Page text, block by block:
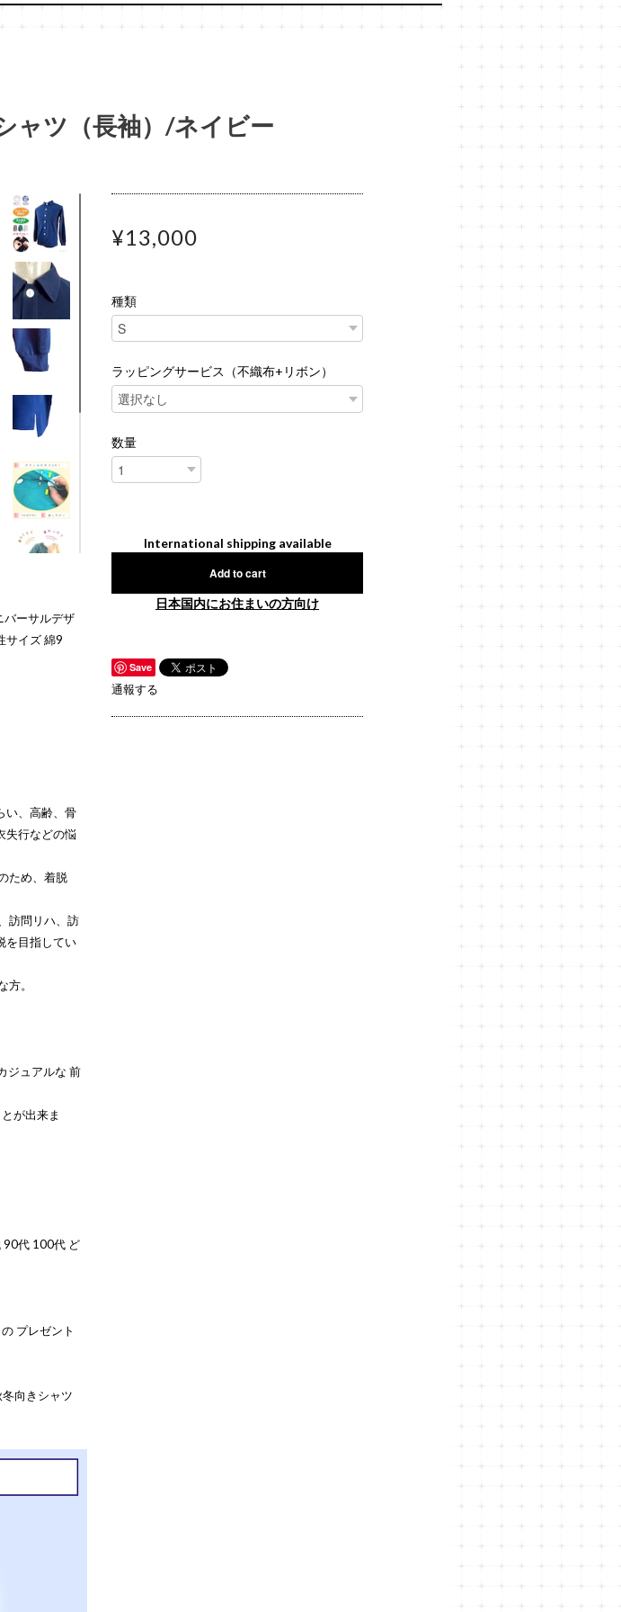
ャツ（長袖）/ネイビー
バーサルデザ
サイズ 綿9
い、高齢、骨
失行などの悩
ため、着脱
訪問リハ、訪
を目指してい
。
ジュアルな 前
が出来ま
90代 100代 ど
プレゼント
向きシャツ
¥13,000
種類
ラッピングサービス（不織布+リボン）
数量
International shipping available
Add to cart
日本国内にお住まいの方向け
Save
通報する